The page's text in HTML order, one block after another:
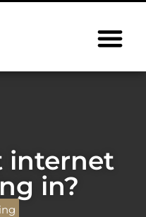
internet
in?